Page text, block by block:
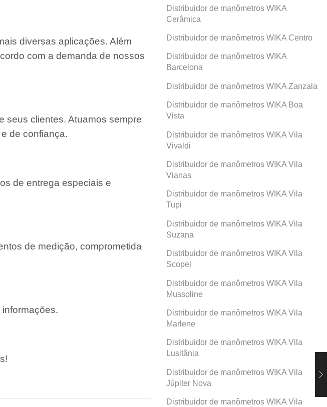
diversas aplicações. Além
com a demanda de nossos
seus clientes. Atuamos sempre
de confiança.
de entrega especiais e
de medição, comprometida
Distribuidor de manômetros WIKA
Cerâmica
Distribuidor de manômetros WIKA Centro
Distribuidor de manômetros WIKA
Barcelona
Distribuidor de manômetros WIKA Zanzala
Distribuidor de manômetros WIKA Boa
Vista
Distribuidor de manômetros WIKA Vila
Vivaldi
Distribuidor de manômetros WIKA Vila
Vianas
Distribuidor de manômetros WIKA Vila
Tupi
Distribuidor de manômetros WIKA Vila
Suzana
Distribuidor de manômetros WIKA Vila
Scopel
Distribuidor de manômetros WIKA Vila
Mussoline
Distribuidor de manômetros WIKA Vila
Marlene
Distribuidor de manômetros WIKA Vila
Lusitânia
Distribuidor de manômetros WIKA Vila
Júpiter Nova
Distribuidor de manômetros WIKA Vila